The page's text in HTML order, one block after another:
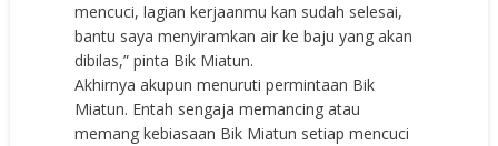
mencuci, lagian kerjaanmu kan sudah selesai,
bantu saya menyiramkan air ke baju yang akan
dibilas,” pinta Bik Miatun.
Akhirnya akupun menuruti permintaan Bik
Miatun. Entah sengaja memancing atau
memang kebiasaan Bik Miatun setiap mencuci